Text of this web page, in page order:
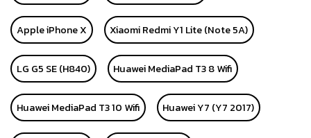
Apple iPhone X Xiaomi Redmi Y1 Lite (Note 5A)
LG G5 SE (H840) Huawei MediaPad T3 8 Wifi
Huawei MediaPad T3 10 Wifi Huawei Y7 (Y7 2017)